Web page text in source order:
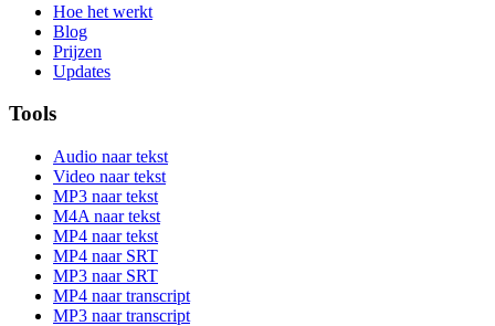
Hoe het werkt
Blog
Prijzen
Updates
Tools
Audio naar tekst
Video naar tekst
MP3 naar tekst
M4A naar tekst
MP4 naar tekst
MP4 naar SRT
MP3 naar SRT
MP4 naar transcript
MP3 naar transcript